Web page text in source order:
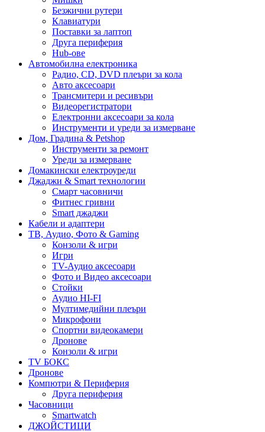
Безжични рутери
Клавиатури
Поставки за лаптоп
Друга периферия
Hub-ове
Автомобилна електроника
Радио, CD, DVD плеъри за кола
Авто аксесоари
Трансмитери и ресивъри
Видеорегистратори
Електронни аксесоари за кола
Инструменти и уреди за измерване
Дом, Градина & Petshop
Инструменти за ремонт
Уреди за измерване
Домакински електроуреди
Джаджи & Smart технологии
Смарт часовничи
Фитнес гривни
Smart джаджи
Кабели и адаптери
ТВ, Аудио, Фото & Gaming
Конзоли & игри
Игри
TV-Аудио аксесоари
Фото и Видео аксесоари
Стойки
Аудио HI-FI
Мултимедийни плеъри
Микрофони
Спортни видеокамери
Дронове
Конзоли & игри
TV БОКС
Дронове
Компютри & Периферия
Друга периферия
Часовници
Smartwatch
ДЖОЙСТИЦИ